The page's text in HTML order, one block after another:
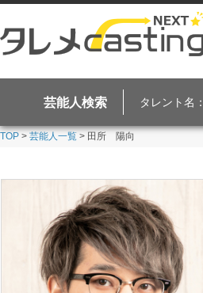
芸能人検索 タレント名：
TOP > 芸能人一覧 > 田所 陽向